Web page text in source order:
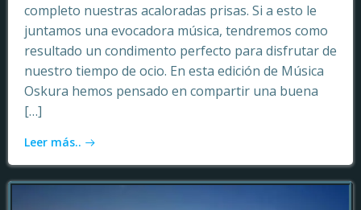
completo nuestras acaloradas prisas. Si a esto le
juntamos una evocadora música, tendremos como
resultado un condimento perfecto para disfrutar de
nuestro tiempo de ocio. En esta edición de Música
Oskura hemos pensado en compartir una buena
[…]
Leer más..